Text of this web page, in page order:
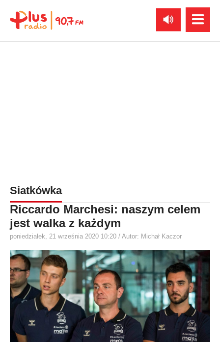
Siatkówka
Riccardo Marchesi: naszym celem
jest walka z każdym
poniedziałek, 21 września 2020 10:20 / Autor: Michał Kaczor